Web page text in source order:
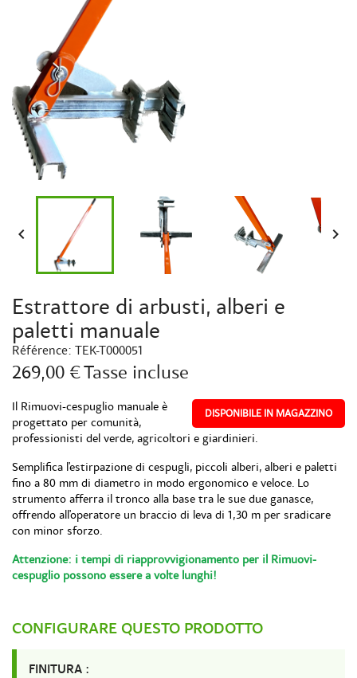
 
Estrattore di arbusti, alberi e
paletti manuale
Référence: TEK-T000051
269,00 €Tasse incluse
DISPONIBILE IN MAGAZZINO
Il Rimuovi-cespuglio manuale è
progettato per comunità,
professionisti del verde, agricoltori e giardinieri.
Semplifica l'estirpazione di cespugli, piccoli alberi, alberi e paletti
fino a 80 mm di diametro in modo ergonomico e veloce. Lo
strumento afferra il tronco alla base tra le sue due ganasce,
offrendo all'operatore un braccio di leva di 1,30 m per sradicare
con minor sforzo.
Attenzione: i tempi di riapprovvigionamento per il Rimuovi-
cespuglio possono essere a volte lunghi!
CONFIGURARE QUESTO PRODOTTO
FINITURA :